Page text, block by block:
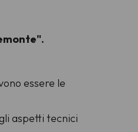
essere le
aspetti tecnici